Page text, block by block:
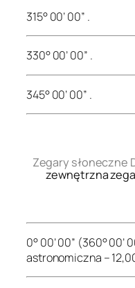
315° 00’ 00” .
330° 00’ 00” .
345° 00’ 00” .
Zegary słoneczne
zewnętrzna
0° 00’ 00” (360° 00’
astronomiczna –